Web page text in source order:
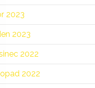
2023
2023
2022
2022